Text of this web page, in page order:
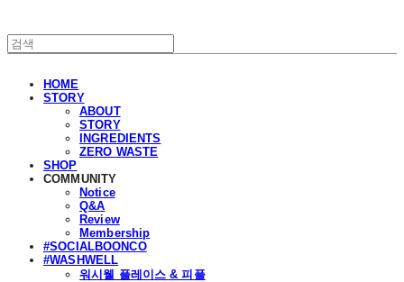
HOME
STORY
ABOUT
STORY
INGREDIENTS
ZERO WASTE
SHOP
COMMUNITY
Notice
Q&A
Review
Membership
#SOCIALBOONCO
#WASHWELL
워시웰 플레이스 & 피플